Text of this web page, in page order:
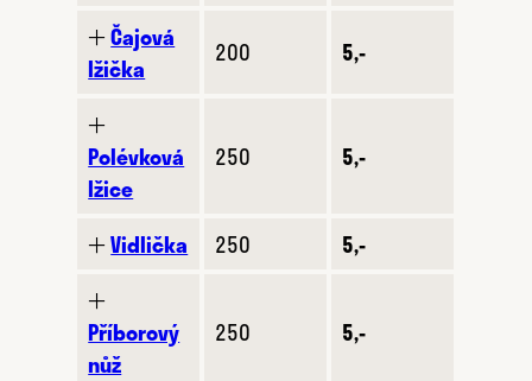
🞢Čajová
lžička
200 5,-
🞢
Polévková
lžice
250 5,-
🞢Vidlička 250
5,-
🞢
Příborový
nůž
250 5,-